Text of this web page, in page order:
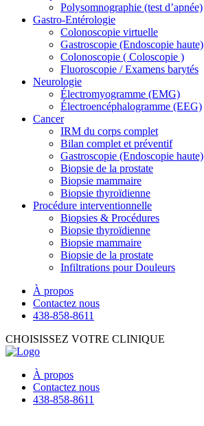
Polysomnographie (test d’apnée)
Gastro-Entérologie
Colonoscopie virtuelle
Gastroscopie (Endoscopie haute)
Colonoscopie ( Coloscopie )
Fluoroscopie / Examens barytés
Neurologie
Électromyogramme (EMG)
Électroencéphalogramme (EEG)
Cancer
IRM du corps complet
Bilan complet et préventif
Gastroscopie (Endoscopie haute)
Biopsie de la prostate
Biopsie mammaire
Biopsie thyroïdienne
Procédure interventionnelle
Biopsies & Procédures
Biopsie thyroïdienne
Biopsie mammaire
Biopsie de la prostate
Infiltrations pour Douleurs
À propos
Contactez nous
438-858-8611
CHOISISSEZ VOTRE CLINIQUE
À propos
Contactez nous
438-858-8611